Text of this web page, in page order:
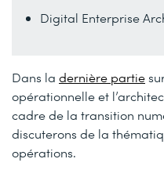
Digital Enterprise
Dans la dernière partie
opérationnelle et
cadre de la transition
discuterons de la
opérations.